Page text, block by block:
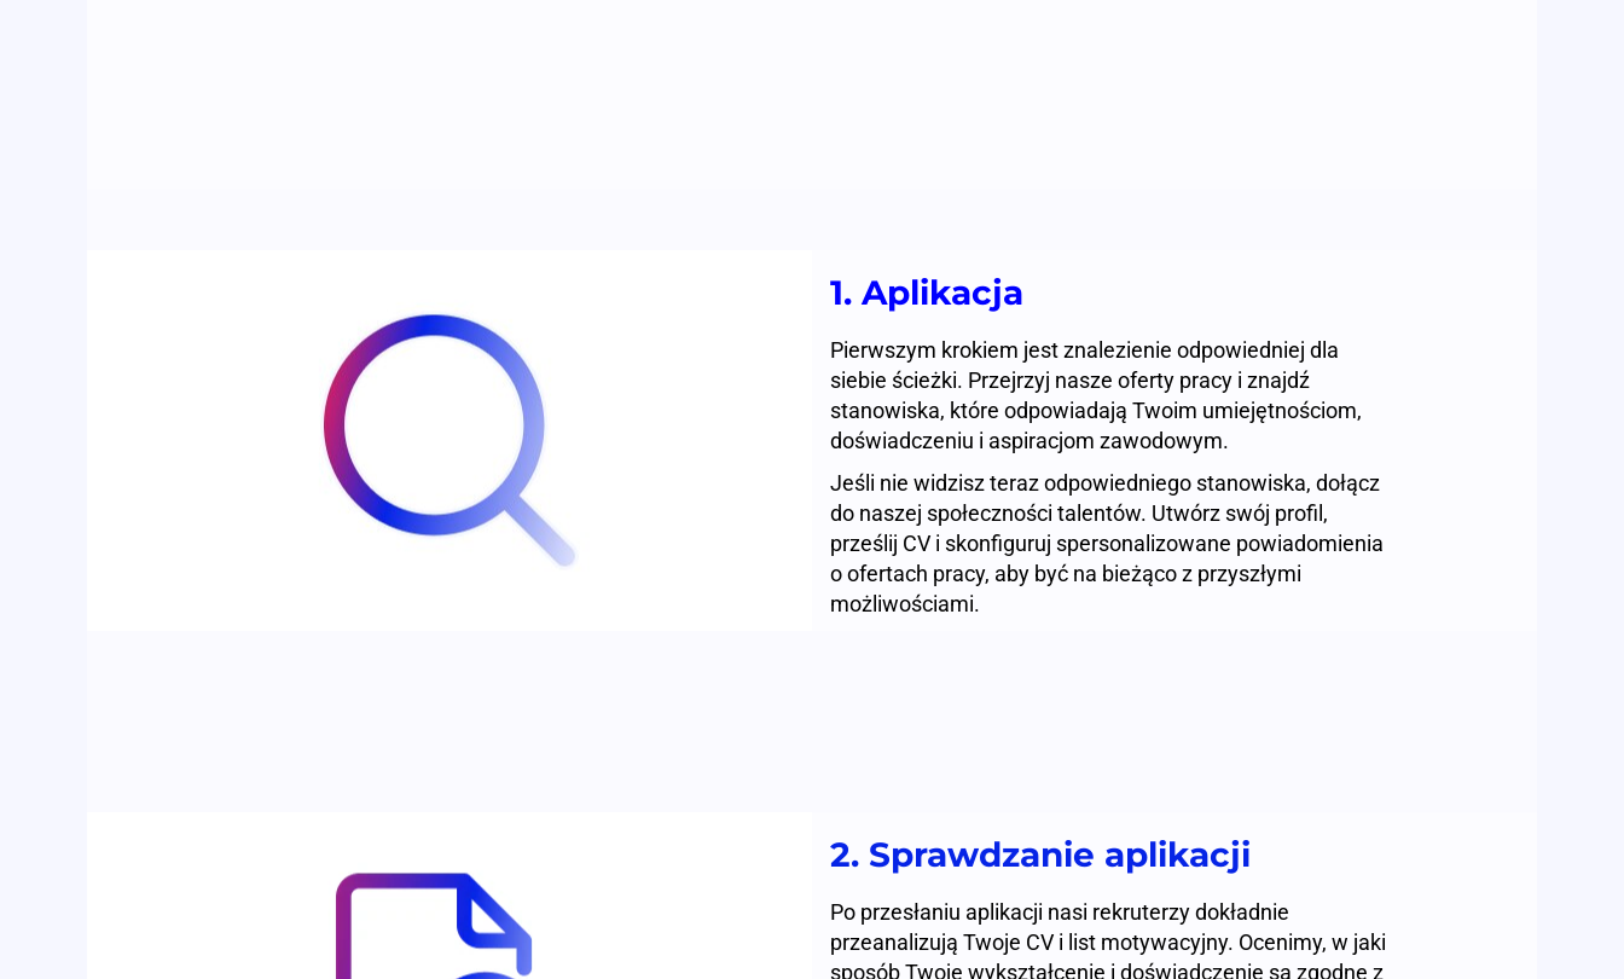
1. Aplikacja
Pierwszym krokiem jest znalezienie odpowiedniej dla
siebie ścieżki. Przejrzyj nasze oferty pracy i znajdź
stanowiska, które odpowiadają Twoim umiejętnościom,
doświadczeniu i aspiracjom zawodowym.
Jeśli nie widzisz teraz odpowiedniego stanowiska, dołącz
do naszej społeczności talentów. Utwórz swój profil,
prześlij CV i skonfiguruj spersonalizowane powiadomienia
o ofertach pracy, aby być na bieżąco z przyszłymi
możliwościami.
2. Sprawdzanie aplikacji
Po przesłaniu aplikacji nasi rekruterzy dokładnie
przeanalizują Twoje CV i list motywacyjny. Ocenimy, w jaki
sposób Twoje wykształcenie i doświadczenie są zgodne z